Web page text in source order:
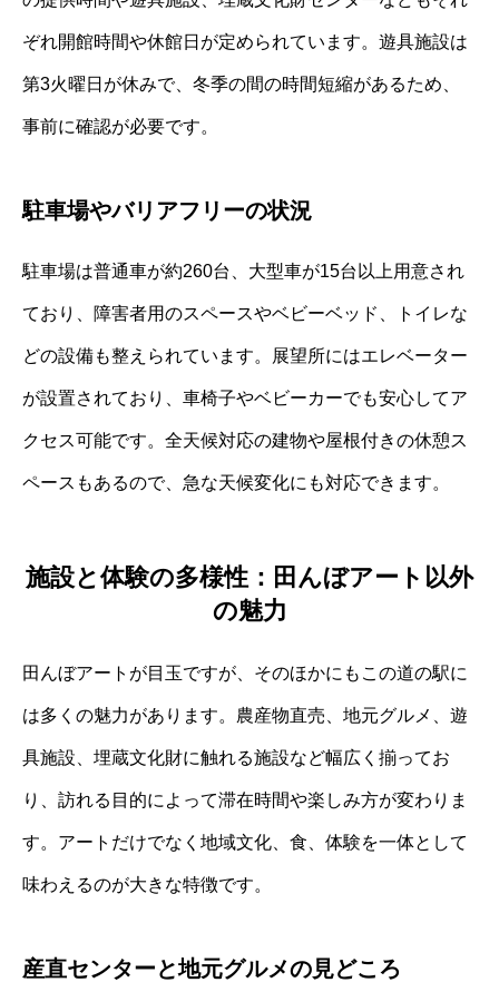
ぞれ開館時間や休館日が定められています。遊具施設は
第3火曜日が休みで、冬季の間の時間短縮があるため、
事前に確認が必要です。
駐車場やバリアフリーの状況
駐車場は普通車が約260台、大型車が15台以上用意され
ており、障害者用のスペースやベビーベッド、トイレな
どの設備も整えられています。展望所にはエレベーター
が設置されており、車椅子やベビーカーでも安心してア
クセス可能です。全天候対応の建物や屋根付きの休憩ス
ペースもあるので、急な天候変化にも対応できます。
施設と体験の多様性：田んぼアート以外
の魅力
田んぼアートが目玉ですが、そのほかにもこの道の駅に
は多くの魅力があります。農産物直売、地元グルメ、遊
具施設、埋蔵文化財に触れる施設など幅広く揃ってお
り、訪れる目的によって滞在時間や楽しみ方が変わりま
す。アートだけでなく地域文化、食、体験を一体として
味わえるのが大きな特徴です。
産直センターと地元グルメの見どころ